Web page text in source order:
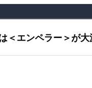
＜エンペラー＞が大